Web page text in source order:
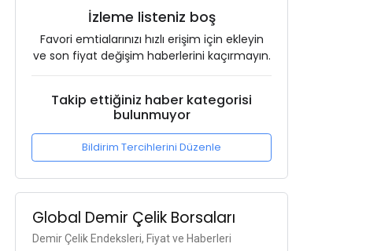
İzleme listeniz boş
Favori emtialarınızı hızlı erişim için ekleyin
ve son fiyat değişim haberlerini kaçırmayın.
Takip ettiğiniz haber kategorisi
bulunmuyor
Bildirim Tercihlerini Düzenle
Global Demir Çelik Borsaları
Demir Çelik Endeksleri, Fiyat ve Haberleri